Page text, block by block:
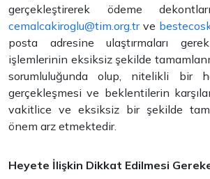
gerçekleştirerek ödeme
cemalcakiroglu@tim.org.trve
posta adresine ulaştırmaları
işlemlerinin eksiksiz şekilde
sorumluluğunda olup, nitelikli bir
gerçekleşmesi ve beklentilerin
vakitlice ve eksiksiz bir şekilde
önem arz etmektedir.
Heyete İlişkin Dikkat Edilmesi